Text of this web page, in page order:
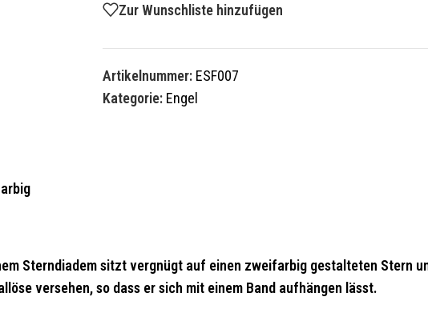
Zur Wunschliste hinzufügen
Artikelnummer: ESF007
Kategorie: Engel
Sterndiadem sitzt vergnügt auf einen zweifarbig gestalteten Stern
versehen, so dass er sich mit einem Band aufhängen lässt.